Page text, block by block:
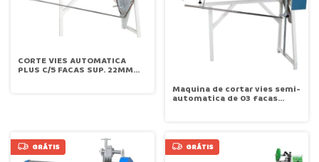
CORTE VIES AUTOMATICA
PLUS C/5 FACAS SUP. 22MM
Maquina de cortar vies semi-
automatica de 03 facas
GRÁTIS GRÁTIS